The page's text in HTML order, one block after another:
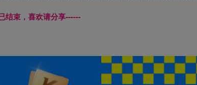
结束，喜欢请分享------